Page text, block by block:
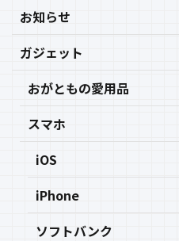
お知らせ
ガジェット
おがともの愛用品
スマホ
iOS
iPhone
ソフトバンク